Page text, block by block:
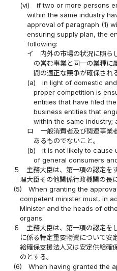
(vi)
if two or more persons
within the same industry
approval of paragraph (1)
ensuring supply plan, the
following:
イ
内外の市場の状況に照ら
の営む事業と同一の業種に
間の適正な競争が確保され
(a)
in light of domestic
proper competition is
entities that have filed
business entities that
within the same industry;
ロ
一般消費者及び関連事業
あるものでないこと。
(b)
it is not likely to cause
of general consumers
５
主務大臣は、第一項の認定を
理大臣その他関係行政機関の長
(5)
When granting the
competent minister must, in
Minister and the heads of
organs.
６
主務大臣は、第一項の認定を
に係る特定重要物資について安
給確保支援法人又は安定供給確
のとする。
(6)
When having granted the